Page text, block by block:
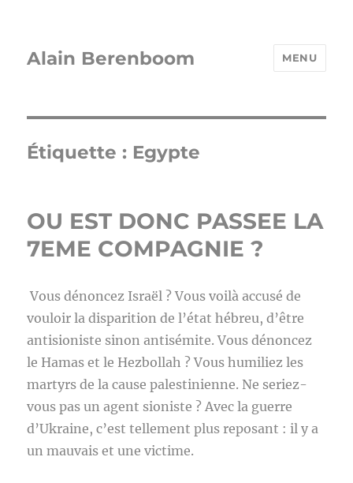
Alain Berenboom MENU
Étiquette : Egypte
OU EST DONC PASSEE LA
7EME COMPAGNIE ?
Vous dénoncez Israël ? Vous voilà accusé de
vouloir la disparition de l’état hébreu, d’être
antisioniste sinon antisémite. Vous dénoncez
le Hamas et le Hezbollah ? Vous humiliez les
martyrs de la cause palestinienne. Ne seriez-
vous pas un agent sioniste ? Avec la guerre
d’Ukraine, c’est tellement plus reposant : il y a
un mauvais et une victime.